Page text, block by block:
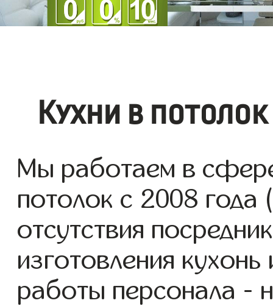
Кухни в
Мы работаем в
потолок с 2008 года
отсутствия
изготовления
работы персонала -